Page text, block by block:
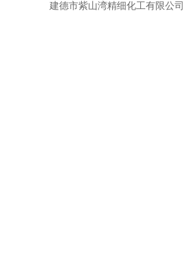
建德市紫山湾精细化工有限公司